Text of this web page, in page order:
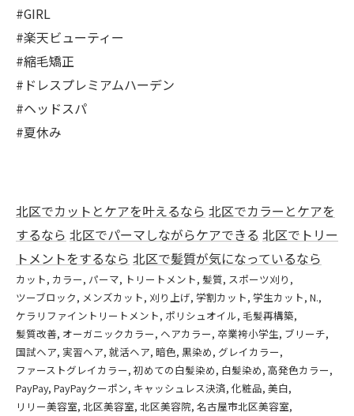
#GIRL
#楽天ビューティー
#縮毛矯正
#ドレスプレミアムハーデン
#ヘッドスパ
#夏休み
北区でカットとケアを叶えるなら 北区でカラーとケアを
するなら 北区でパーマしながらケアできる 北区でトリー
トメントをするなら 北区で髪質が気になっているなら
カット カラー パーマ トリートメント 髪質 スポーツ刈り
ツーブロック メンズカット 刈り上げ 学割カット 学生カット N.
ケラリファイントリートメント ポリシュオイル 毛髪再構築
髪質改善 オーガニックカラー ヘアカラー 卒業袴小学生 ブリーチ
国試ヘア 実習ヘア 就活ヘア 暗色 黒染め グレイカラー
ファーストグレイカラー 初めての白髪染め 白髪染め 高発色カラー
PayPay PayPayクーポン キャッシュレス決済 化粧品 美白
リリー美容室 北区美容室 北区美容院 名古屋市北区美容室